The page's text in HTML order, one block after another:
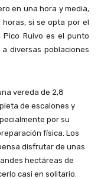
en una hora y media,
si se opta por el
Pico Ruivo es el punto
diversas poblaciones
vereda de 2,8
de escalones y
por su
física. Los
disfrutar de unas
hectáreas de
casi en solitario.